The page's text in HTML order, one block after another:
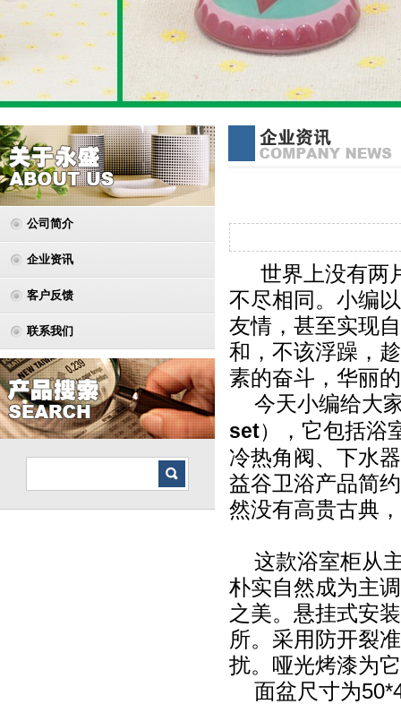
公司简介
企业资讯
客户反馈
联系我们
世界上没有两
不尽相同。小编
友情，甚至实现
和，不该浮躁，
素的奋斗，华丽
今天小编给大
set）
，它包括
冷热角阀、下水
益谷卫浴产品简
然没有高贵古典
这款浴室柜从
朴实自然成为主
之美。悬挂式安
所。采用防开裂
扰。哑光烤漆为
面盆尺寸为